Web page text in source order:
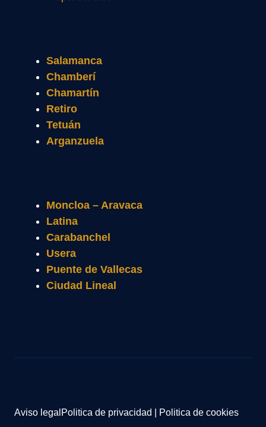
Salamanca
Chamberí
Chamartín
Retiro
Tetuán
Arganzuela
Moncloa – Aravaca
Latina
Carabanchel
Usera
Puente de Vallecas
Ciudad Lineal
Aviso legal Politica de privacidad Politica de cookies